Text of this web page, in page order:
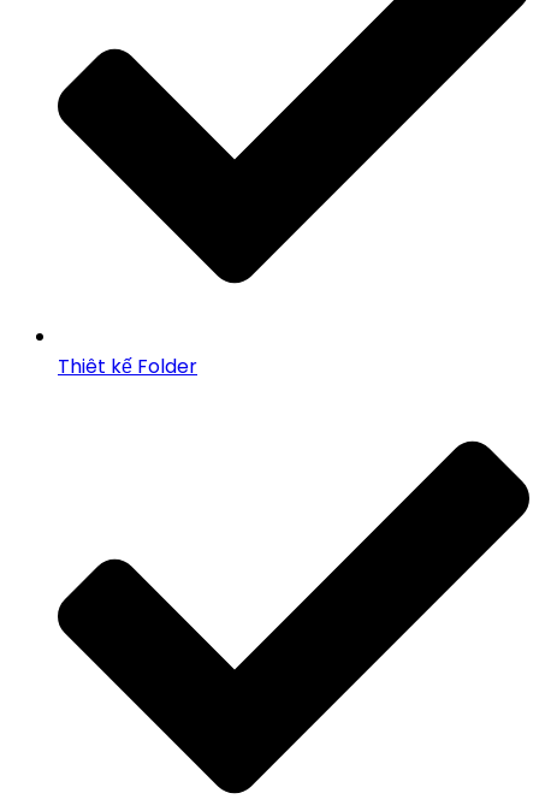
Thiêt kế Folder